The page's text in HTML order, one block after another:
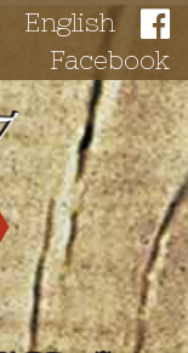
English
Facebook